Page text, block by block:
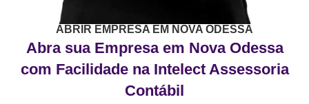
ABRIR EMPRESA EM NOVA ODESSA
Abra sua Empresa em Nova Odessa
com Facilidade na Intelect Assessoria
Contábil